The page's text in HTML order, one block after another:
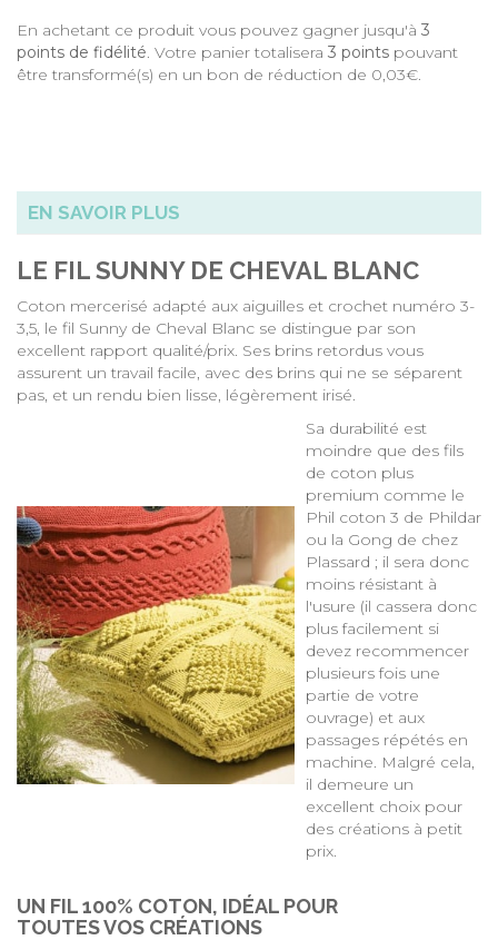
En achetant ce produit vous pouvez gagner jusqu'à 3
points de fidélité. Votre panier totalisera 3 points pouvant
être transformé(s) en un bon de réduction de 0,03€.
EN SAVOIR PLUS
LE FIL SUNNY DE CHEVAL BLANC
Coton mercerisé adapté aux aiguilles et crochet numéro 3-
3,5, le fil Sunny de Cheval Blanc se distingue par son
excellent rapport qualité/prix. Ses brins retordus vous
assurent un travail facile, avec des brins qui ne se séparent
pas, et un rendu bien lisse, légèrement irisé.
Sa durabilité est
moindre que des fils
de coton plus
premium comme le
Phil coton 3 de Phildar
ou la Gong de chez
Plassard ; il sera donc
moins résistant à
l'usure (il cassera donc
plus facilement si
devez recommencer
plusieurs fois une
partie de votre
ouvrage) et aux
passages répétés en
machine. Malgré cela,
il demeure un
excellent choix pour
des créations à petit
prix.
UN FIL 100% COTON, IDÉAL POUR
TOUTES VOS CRÉATIONS